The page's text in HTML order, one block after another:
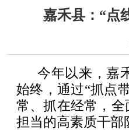
嘉禾县：“点
今年以来，嘉
始终，通过“抓点
常、抓在经常，
担当的高素质干部